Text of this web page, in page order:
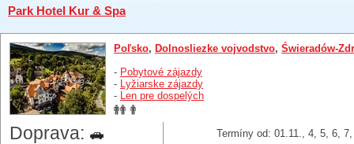
Park Hotel Kur & Spa
Poľsko, Dolnosliezke vojvodstvo, Świeradów-
- Pobytové zájazdy
- Lyžiarske zájazdy
- Len pre dospelých
Doprava: Termíny od: 01.11., 4, 5, 6,